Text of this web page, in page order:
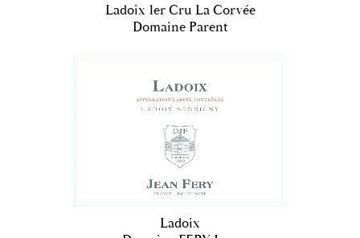
Ladoix 1er Cru La Corvée
Domaine Parent
Ladoix